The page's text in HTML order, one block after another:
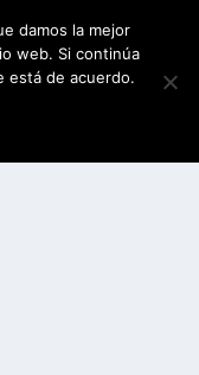
damos la mejor
web. Si continúa
está de acuerdo.